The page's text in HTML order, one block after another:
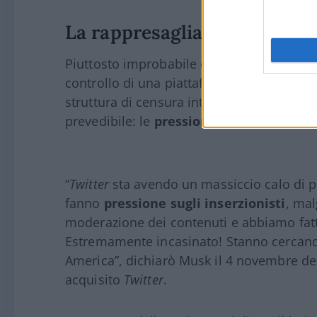
La rappresaglia: pressioni
Piuttosto improbabile che un tale
controllo di una piattaforma come
struttura di censura interna di
, la
prevedibile: le pressioni sugli sponsor
“Twittersta avendo un massiccio calo di
fanno pressione sugli inserzionisti,
moderazione dei contenuti e abbiamo
Estremamente incasinato! Stanno
America”, dichiarò Musk il 4 novembre
acquisito Twitter.